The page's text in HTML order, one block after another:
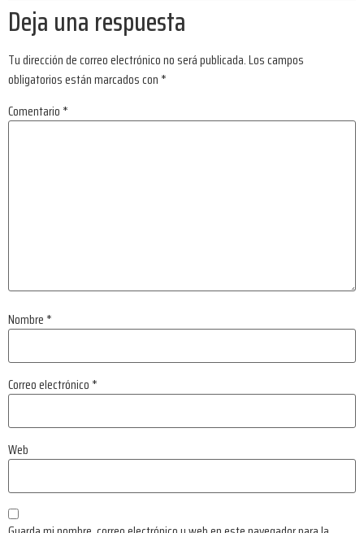
Deja una respuesta
Tu dirección de correo electrónico no será publicada.Los campos
obligatorios están marcados con *
Comentario *
Nombre *
Correo electrónico *
Web